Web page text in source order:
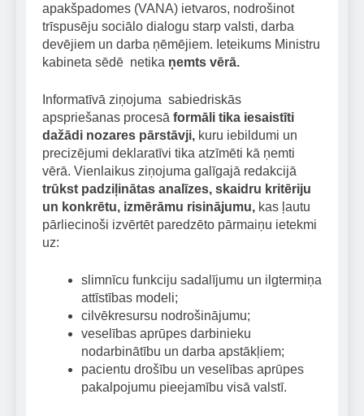
apakšpadomes (VANA) ietvaros, nodrošinot
trīspusēju sociālo dialogu starp valsti, darba
devējiem un darba ņēmējiem. Ieteikums Ministru
kabineta sēdē netika ņemts vērā.
Informatīvā ziņojuma sabiedriskās
apspriešanas procesā formāli tika iesaistīti
dažādi nozares pārstāvji, kuru iebildumi un
precizējumi deklaratīvi tika atzīmēti kā ņemti
vērā. Vienlaikus ziņojuma galīgajā redakcijā
trūkst padziļinātas analīzes, skaidru kritēriju
un konkrētu, izmērāmu risinājumu, kas ļautu
pārliecinoši izvērtēt paredzēto pārmaiņu ietekmi
uz:
slimnīcu funkciju sadalījumu un ilgtermiņa
attīstības modeli;
cilvēkresursu nodrošinājumu;
veselības aprūpes darbinieku
nodarbinātību un darba apstākļiem;
pacientu drošību un veselības aprūpes
pakalpojumu pieejamību visā valstī.